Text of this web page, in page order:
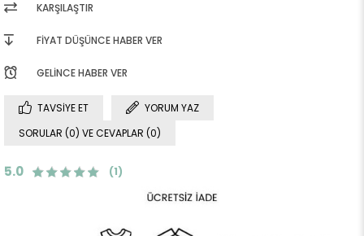
KARŞILAŞTIR
FIYAT DÜŞÜNCE HABER VER
GELINCE HABER VER
TAVSIYE ET
YORUM YAZ
SORULAR (0) VE CEVAPLAR (0)
5.0 (1)